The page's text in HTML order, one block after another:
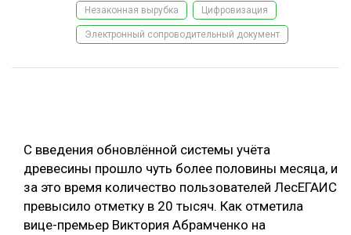
ЛЕСОЗАГОТОВКА
ОБРАБОТКА ДРЕВЕСИНЫ
ЛОГИСТИКА
ПРОИЗВОДСТВО ДРЕВЕСНЫХ ПЛИТ
ЦБП
ПОДБОРКИ СТАТЕЙ
Незаконная вырубка Цифровизация
Электронный сопроводительный документ
С введения обновлённой системы учёта
древесины прошло чуть более половины месяца, и
за это время количество пользователей ЛесЕГАИС
превысило отметку в 20 тысяч. Как отметила
вице-премьер Виктория Абрамченко на